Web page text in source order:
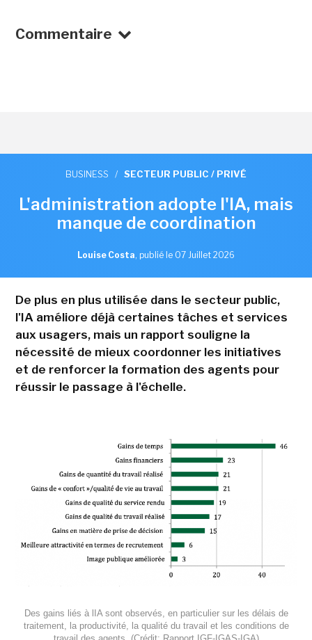
Commentaire
BUSINESS / SECTEUR PUBLIC / PRIVÉ
L'administration adopte l'IA, mais
manque de coordination
Louise Costa, publié le 07 Juillet 2026
De plus en plus utilisée dans le secteur public,
l'IA améliore déjà certaines tâches et services
aux usagers, mais un rapport souligne la
nécessité de mieux coordonner les initiatives
et de renforcer la formation des agents pour
réussir le passage à l'échelle.
Des gains liés à lIA sont observés, en particulier sur les délais de
traitement, la productivité, la qualité du travail et les conditions de